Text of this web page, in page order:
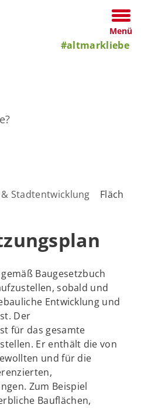
Menü
#altmarkliebe
Stadtentwicklung
Baugesetzbuch
sobald und
Entwicklung und
Der
für das gesamte
Er enthält die von
und für die
Zum Beispiel
Bauflächen,